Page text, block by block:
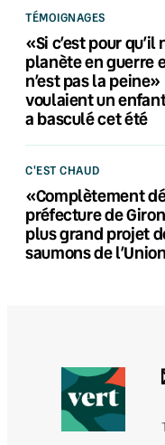
TÉMOIGNAGES
«Si c’est pour
planète en guerre
n’est pas la
voulaient un
a basculé cet été
C'EST CHAUD
«Complètement
préfecture de
plus grand projet
saumons de